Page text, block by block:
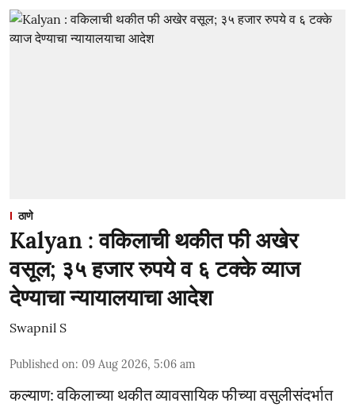
ठाणे
Kalyan : वकिलाची थकीत फी अखेर
वसूल; ३५ हजार रुपये व ६ टक्के व्याज
देण्याचा न्यायालयाचा आदेश
Swapnil S
Published on: 09 Aug 2026, 5:06 am
कल्याण: वकिलाच्या थकीत व्यावसायिक फीच्या वसुलीसंदर्भात